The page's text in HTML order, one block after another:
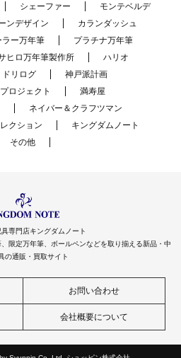
シェーファー
モンテベルデ
ンデザイン
カランダッシュ
ラー万年筆
プラチナ万年筆
ヒロ万年筆製作所
ハリオ
ドリログ
神戸派計画
ロジェクト
満寿屋
ネイバー＆クラフツマン
クション
キングダムノート
その他
専門店キングダムノート
限定万年筆、ボールペンなどを取り揃える新品・中
の通販・買取サイト
お問い合わせ
会社概要について